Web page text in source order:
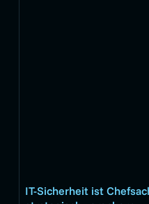
IT-Sicherheit ist